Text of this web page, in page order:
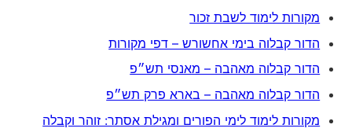
מקורות לימוד לשבת זכור
הדור קבלוה בימי אחשורש – דפי מקורות
הדור קבלוה מאהבה – מאנסי תש״פ
הדור קבלוה מאהבה – בארא פרק תש״פ
מקורות לימוד לימי הפורים ומגילת אסתר: זוהר וקבלה